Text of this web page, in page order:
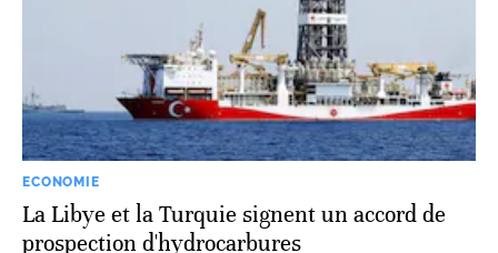
ECONOMIE
La Libye et la Turquie signent un accord de
prospection d'hydrocarbures